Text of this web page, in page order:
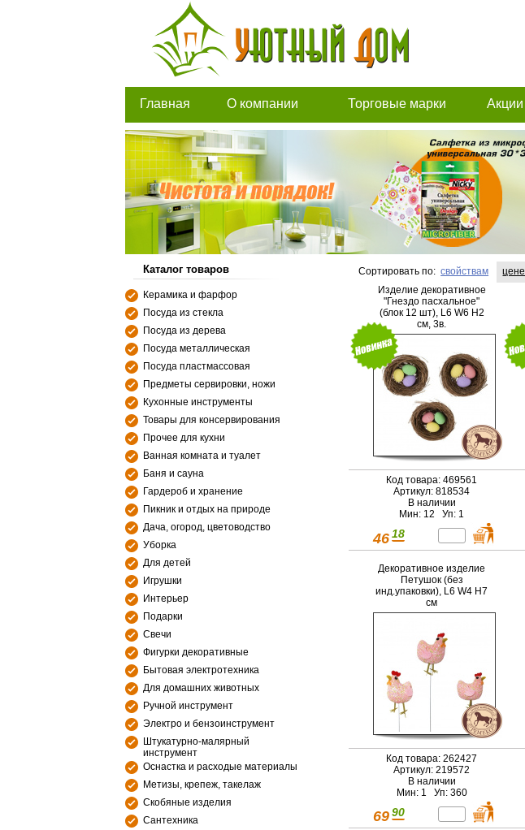
Главная О компании Торговые марки Акции
Каталог товаров
Керамика и фарфор
Посуда из стекла
Посуда из дерева
Посуда металлическая
Посуда пластмассовая
Предметы сервировки, ножи
Кухонные инструменты
Товары для консервирования
Прочее для кухни
Ванная комната и туалет
Баня и сауна
Гардероб и хранение
Пикник и отдых на природе
Дача, огород, цветоводство
Уборка
Для детей
Игрушки
Интерьер
Подарки
Свечи
Фигурки декоративные
Бытовая электротехника
Для домашних животных
Ручной инструмент
Электро и бензоинструмент
Штукатурно-малярный
инструмент
Оснастка и расходые материалы
Метизы, крепеж, такелаж
Скобяные изделия
Сантехника
Сортировать по: свойствам цене
Изделие декоративное
"Гнездо пасхальное"
(блок 12 шт), L6 W6 H2
см, 3в.
Код товара: 469561
Артикул: 818534
В наличии
Мин: 12 Уп: 1
46 18
Декоративное изделие
Петушок (без
инд.упаковки), L6 W4 H7
см
Код товара: 262427
Артикул: 219572
В наличии
Мин: 1 Уп: 360
69 90